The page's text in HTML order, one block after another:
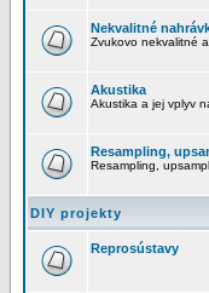
Nekvalitné
Zvukovo nekvalitné
Akustika
Akustika a jej vplyv
Resampling,
Resampling,
DIY projekty
Reprosústavy